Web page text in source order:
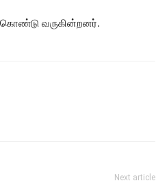
வருகின்றனர்.
Next article